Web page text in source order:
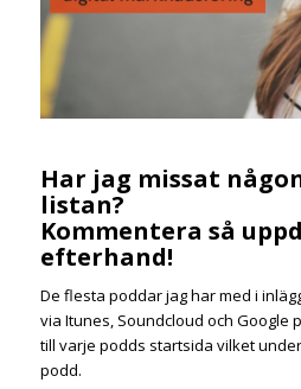
Har jag missat
listan?
Kommentera så
efterhand!
De flesta poddar jag har med i
via Itunes, Soundcloud och Google
till varje podds startsida vilket
podd.